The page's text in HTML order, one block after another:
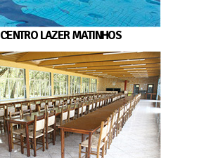
CENTRO LAZER MATINHOS